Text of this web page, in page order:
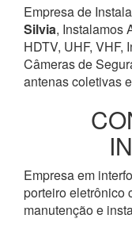
Empresa de
Silvia, Instalamos
HDTV, UHF, VHF,
Câmeras de
antenas coletivas
Empresa em
porteiro eletrônico
manutenção e